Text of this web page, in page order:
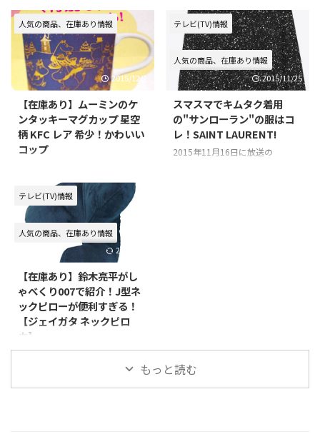
CROCS Audrey ネット通販情
報！ ⇒ 【楽天市場で在庫を確
認♪】 ⇒ 【ヤフーショッピン
グで在庫を確認！】 ⇒ 【上の
２つでも見つからなかったらココ
をチェック！】
ープニングテーマが流れる場面
で、天海祐希の周りの氷を溶かす
ために、 沢村一樹が使っている
石油ストーブが、めちゃくちゃオ
シャレですよね！ 気になってど
この商品か調べましたので情報を
シェア♪ アラジン（Aladdin）
ブルーフレームヒーター 石油ス
トーブ ⇒【楽天市場で在庫を見
る】 ⇒【ヤフーショッピングで
在庫を見る】 アラジンっていう
人気の商品、在庫あり情報
2015/12/2
【在庫あり】ムーミンのケ
ンタッキーマグカップ 星空
柄 KFC レア 希少！かわいい
コップ
ケンタッキーフライドチキン
（KFC）で貰える「ムーミンのマ
グカップ（コップ）」！色々なデ
ザインのものがあるみたいです
が、レアな「星空」デザインのも
のが、メチャクチャかわいかった
です。で、気になってネットショ
ップで買えないかな～っと探して
みたところ買うことができるネッ
トショップを見つけたので情報を
シェアします(*´ω｀*)！⇒ 【在
庫あり】ムーミンの星空デザイン
のマグカップ ケンタッキーフラ
イドチキンコラボ！濃紺の色に金
テレビ(TV)情報
人気の商品、在庫あり情報
2015/11/25
スマスマでキムタク着用
の"サンローラン"の服はコ
レ！SAINT LAURENT!
2015年11月16日に放送の
「SAINT LAURENT」が買えるネ
...
テレビ(TV)情報
人気の商品、在庫あり情報
2016/1/9
【在庫あり】鈴木亮平がし
ゃべくり007で紹介！J型ネ
ックピローが便利すぎる！
【ジェイガタ ネックピロ
ウ】
２０１５年１０月２６日の月曜日
に放送された「しゃべくり００
もっと読む